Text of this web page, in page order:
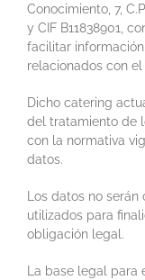
Conocimiento, 7,
y CIF B11838901,
facilitar
relacionados con el
Dicho catering
del tratamiento de
con la normativa
datos.
Los datos no
utilizados para
obligación legal.
La base legal para